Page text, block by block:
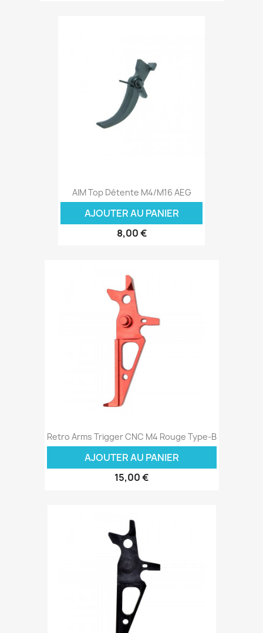
AIM Top Détente M4/M16 AEG
AJOUTER AU PANIER
8,00 €
Retro Arms Trigger CNC M4 Rouge Type-B
AJOUTER AU PANIER
15,00 €